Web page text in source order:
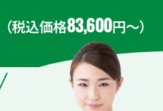
（税込価格83,600円〜）